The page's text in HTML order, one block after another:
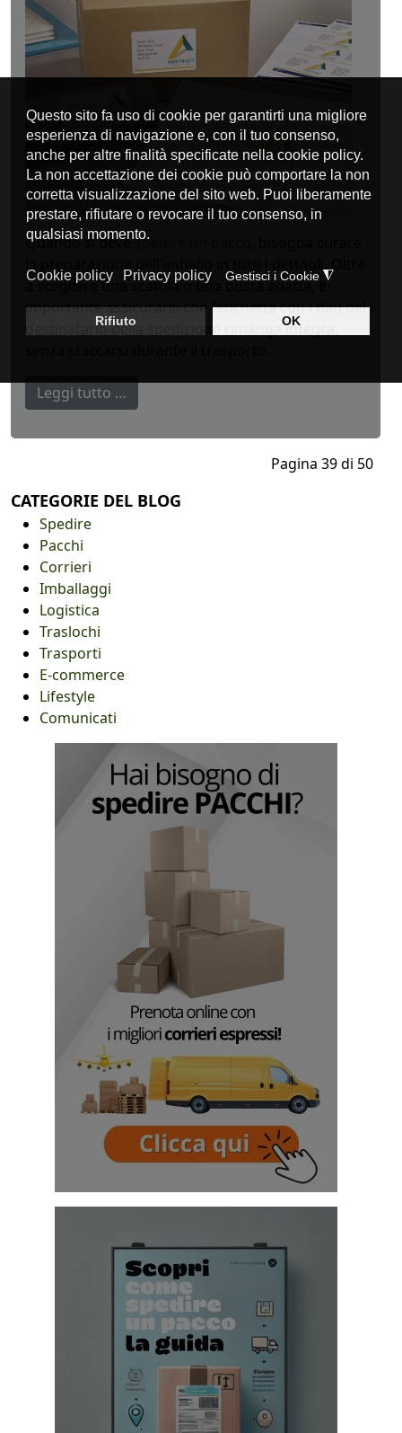
Quando si devespedire un pacco
a scegliere una scatola o una busta adatta, è
importante assicurarsi che l’etichetta con i dati del
destinatario della spedizione rimanga integra,
Leggi tutto …
Pagina 39 di 50
CATEGORIE DEL BLOG
Spedire
Pacchi
Corrieri
Imballaggi
Logistica
Traslochi
Trasporti
E-commerce
Lifestyle
Comunicati